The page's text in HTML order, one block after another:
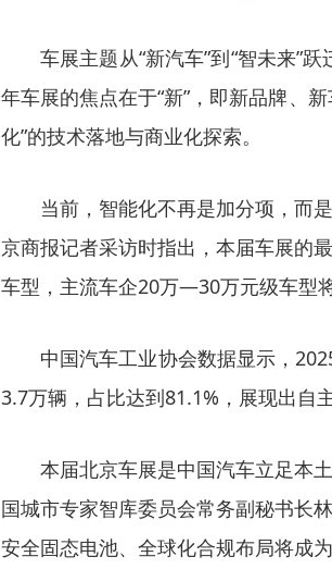
车展主题从“新汽车”到“智未来”
年车展的焦点在于“新”，即新品牌、
化”的技术落地与商业化探索。
当前，智能化不再是加分项，而
京商报记者采访时指出，本届车展的
车型，主流车企20万—30万元级车型
中国汽车工业协会数据显示，
3.7万辆，占比达到81.1%，展现出自
本届北京车展是中国汽车立足本
国城市专家智库委员会常务副秘书长
安全固态电池、全球化合规布局将成